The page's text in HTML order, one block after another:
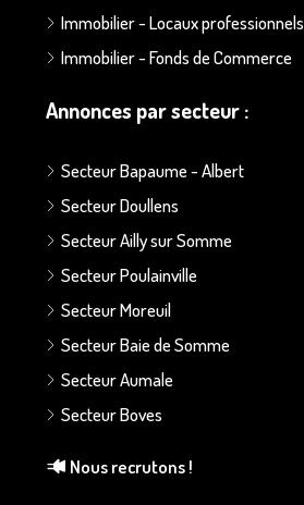
Immobilier - Locaux professionnels
Immobilier - Fonds de Commerce
Annonces par secteur :
Secteur Bapaume - Albert
Secteur Doullens
Secteur Ailly sur Somme
Secteur Poulainville
Secteur Moreuil
Secteur Baie de Somme
Secteur Aumale
Secteur Boves
Nous recrutons !